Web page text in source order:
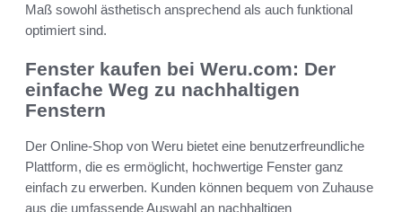
Maß sowohl ästhetisch ansprechend als auch funktional
optimiert sind.
Fenster kaufen bei Weru.com: Der
einfache Weg zu nachhaltigen
Fenstern
Der Online-Shop von Weru bietet eine benutzerfreundliche
Plattform, die es ermöglicht, hochwertige Fenster ganz
einfach zu erwerben. Kunden können bequem von Zuhause
aus die umfassende Auswahl an nachhaltigen